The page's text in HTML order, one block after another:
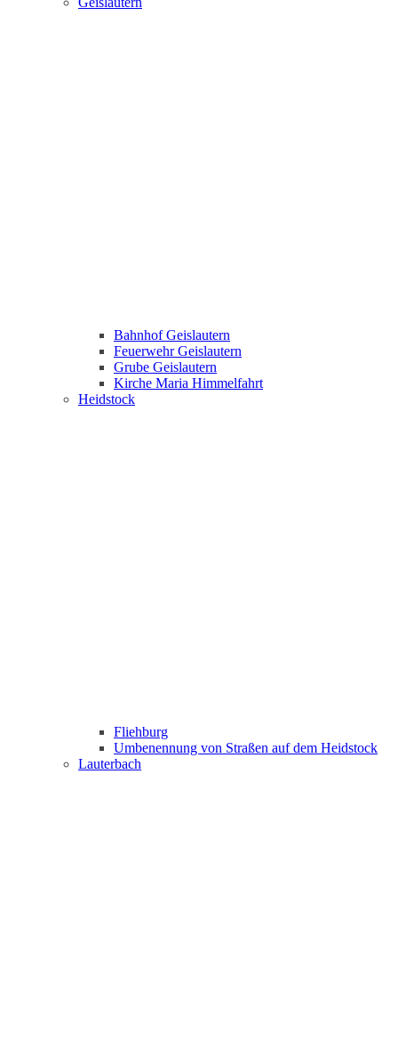
Bahnhof Geislautern
Feuerwehr Geislautern
Grube Geislautern
Kirche Maria Himmelfahrt
Heidstock
Fliehburg
Umbenennung von Straßen auf dem Heidstock
Lauterbach